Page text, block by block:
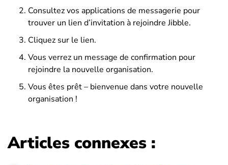
Consultez vos applications de messagerie pour
trouver un lien d’invitation à rejoindre Jibble.
Cliquez sur le lien.
Vous verrez un message de confirmation pour
rejoindre la nouvelle organisation.
Vous êtes prêt – bienvenue dans votre nouvelle
organisation !
Articles connexes :